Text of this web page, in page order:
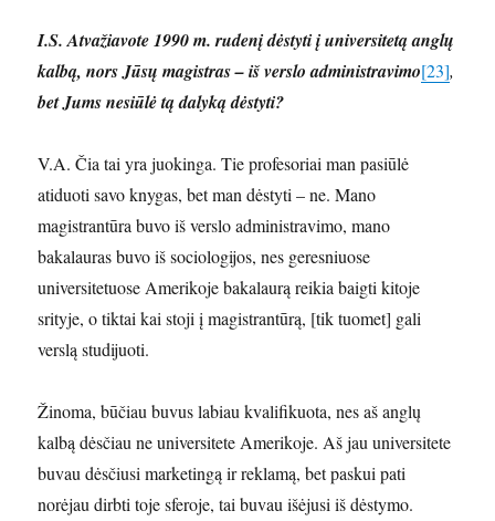
I.S. Atvažiavote 1990 m. rudenį dėstyti į universitetą anglų
kalbą, nors Jūsų magistras – iš verslo administravimo[23],
bet Jums nesiūlė tą dalyką dėstyti?
V.A. Čia tai yra juokinga. Tie profesoriai man pasiūlė
atiduoti savo knygas, bet man dėstyti – ne. Mano
magistrantūra buvo iš verslo administravimo, mano
bakalauras buvo iš sociologijos, nes geresniuose
universitetuose Amerikoje bakalaurą reikia baigti kitoje
srityje, o tiktai kai stoji į magistrantūrą, [tik tuomet] gali
verslą studijuoti.
Žinoma, būčiau buvus labiau kvalifikuota, nes aš anglų
kalbą dėsčiau ne universitete Amerikoje. Aš jau universitete
buvau dėsčiusi marketingą ir reklamą, bet paskui pati
norėjau dirbti toje sferoje, tai buvau išėjusi iš dėstymo.